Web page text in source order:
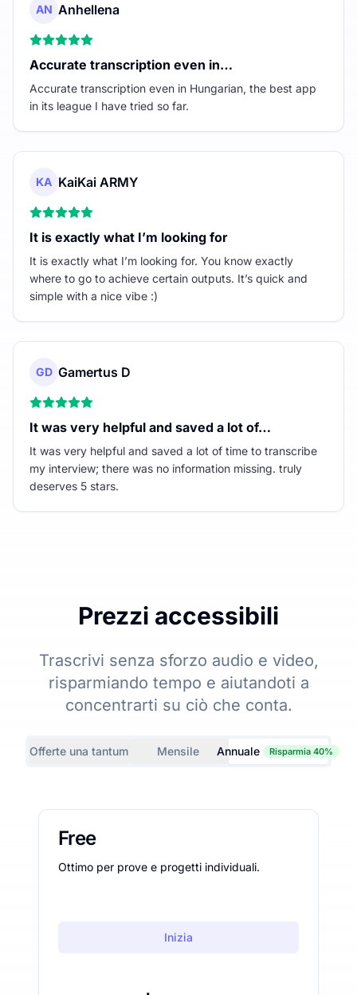
AN Anhellena
Accurate transcription even in…
Accurate transcription even in Hungarian, the best app
in its league I have tried so far.
KA KaiKai ARMY
It is exactly what I’m looking for
It is exactly what I’m looking for. You know exactly
where to go to achieve certain outputs. It’s quick and
simple with a nice vibe :)
GD Gamertus D
It was very helpful and saved a lot of…
It was very helpful and saved a lot of time to transcribe
my interview; there was no information missing. truly
deserves 5 stars.
Prezzi accessibili
Trascrivi senza sforzo audio e video,
risparmiando tempo e aiutandoti a
concentrarti su ciò che conta.
Offerte una tantum Mensile Annuale Risparmia 40%
Free
Ottimo per prove e progetti individuali.
Inizia